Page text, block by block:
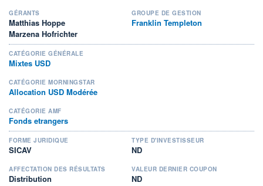
GÉRANTS
Matthias Hoppe
Marzena Hofrichter
GROUPE DE GESTION
Franklin Templeton
CATÉGORIE GÉNÉRALE
Mixtes USD
CATÉGORIE MORNINGSTAR
Allocation USD Modérée
CATÉGORIE AMF
Fonds etrangers
FORME JURIDIQUE
SICAV
TYPE D'INVESTISSEUR
ND
AFFECTATION DES RÉSULTATS
Distribution
VALEUR DERNIER COUPON
ND